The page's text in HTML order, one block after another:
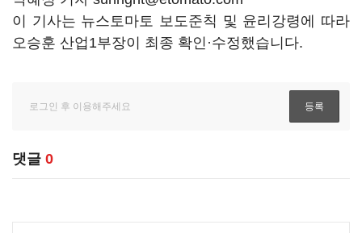
이 기사는 뉴스토마토 보도준칙 및 윤리강령에 따라
오승훈 산업1부장이 최종 확인·수정했습니다.
댓글 0